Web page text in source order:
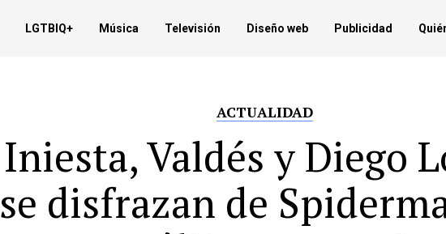
LGTBIQ+ Música Televisión Diseño web Publicidad
ACTUALIDAD
Iniesta, Valdés y Diego
se disfrazan de